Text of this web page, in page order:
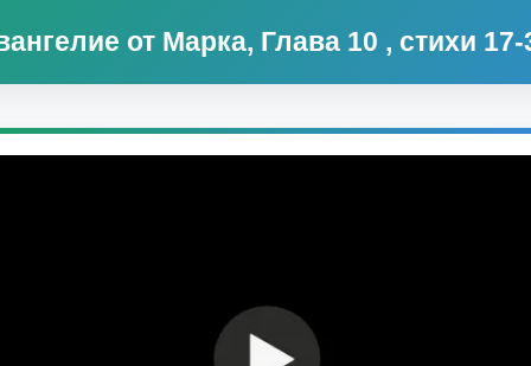
от Марка, Глава 10 , стихи 17-